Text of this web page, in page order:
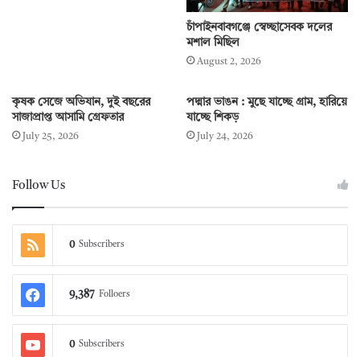
চাঁপাইনবাবগঞ্জে স্বেচ্ছাসেবক দলের
মশাল মিছিল
August 2, 2026
কৃষক সেজে অভিযান, দুই বছরের
সাজাপ্রাপ্ত আসামি গ্রেফতার
July 25, 2026
পদ্মার ভাঙন : মুছে যাচ্ছে গ্রাম, হারিয়ে
যাচ্ছে শিকড়
July 24, 2026
Follow Us
0 Subscribers
9,387 Folloers
0 Subscribers